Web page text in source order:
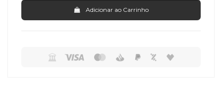
Adicionar ao Carrinho